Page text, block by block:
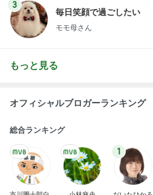
3
毎日笑顔で過ごしたい
モモ母さん
もっと見る
オフィシャルブロガーランキング
総合ランキング
1